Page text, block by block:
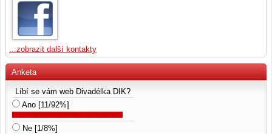
...zobrazit další kontakty
Anketa
Líbí se vám web Divadélka DIK?
Ano [11/92%]
Ne [1/8%]